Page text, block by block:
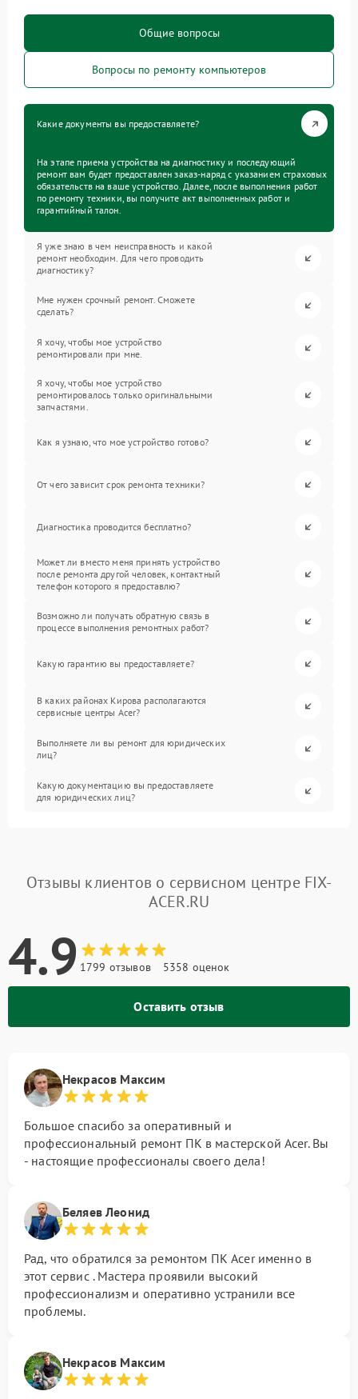
Общие вопросы
Вопросы по ремонту компьютеров
Какие документы вы предоставляете?
На этапе приема устройства на диагностику и последующий
ремонт вам будет предоставлен заказ-наряд с указанием страховых
обязательств на ваше устройство. Далее, после выполнения работ
по ремонту техники, вы получите акт выполненных работ и
гарантийный талон.
Я уже знаю в чем неисправность и какой
ремонт необходим. Для чего проводить
диагностику?
Мне нужен срочный ремонт. Сможете
сделать?
Я хочу, чтобы мое устройство
ремонтировали при мне.
Я хочу, чтобы мое устройство
ремонтировалось только оригинальными
запчастями.
Как я узнаю, что мое устройство готово?
От чего зависит срок ремонта техники?
Диагностика проводится бесплатно?
Может ли вместо меня принять устройство
после ремонта другой человек, контактный
телефон которого я предоставлю?
Возможно ли получать обратную связь в
процессе выполнения ремонтных работ?
Какую гарантию вы предоставляете?
В каких районах Кирова располагаются
сервисные центры Acer?
Выполняете ли вы ремонт для юридических
лиц?
Какую документацию вы предоставляете
для юридических лиц?
Отзывы клиентов о сервисном центре FIX-
ACER.RU
4.9 1799 отзывов 5358 оценок
Оставить отзыв
Некрасов Максим
Большое спасибо за оперативный и
профессиональный ремонт ПК в мастерской Acer. Вы
- настоящие профессионалы своего дела!
Беляев Леонид
Рад, что обратился за ремонтом ПК Acer именно в
этот сервис . Мастера проявили высокий
профессионализм и оперативно устранили все
проблемы.
Некрасов Максим